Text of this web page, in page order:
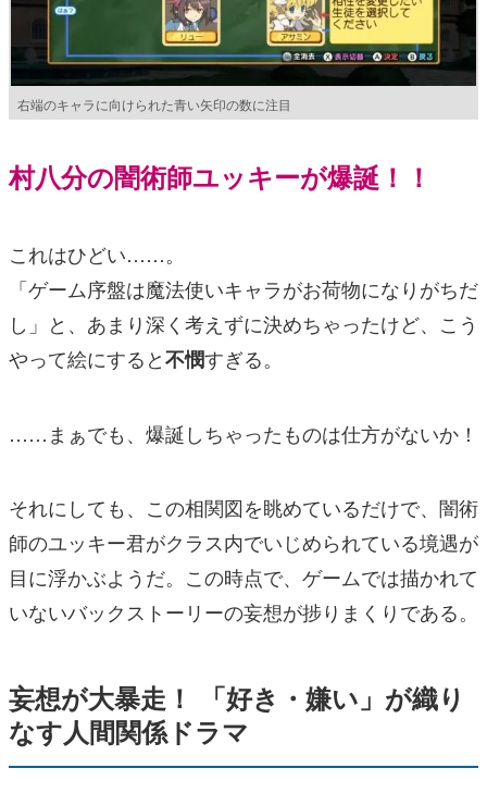
右端のキャラに向けられた青い矢印の数に注目
村八分の闇術師ユッキーが爆誕！！
これはひどい……。
「ゲーム序盤は魔法使いキャラがお荷物になりがちだ
し」と、あまり深く考えずに決めちゃったけど、こう
やって絵にすると不憫すぎる。
……まぁでも、爆誕しちゃったものは仕方がないか！
それにしても、この相関図を眺めているだけで、闇術
師のユッキー君がクラス内でいじめられている境遇が
目に浮かぶようだ。この時点で、ゲームでは描かれて
いないバックストーリーの妄想が捗りまくりである。
妄想が大暴走！ 「好き・嫌い」が織り
なす人間関係ドラマ